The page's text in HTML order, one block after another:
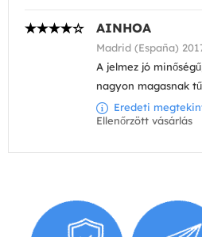
AINHOA
Madrid (España)
A jelmez jó
nagyon magasnak
Eredeti
Ellenőrzött vásárlás